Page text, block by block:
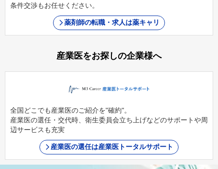
条件交渉もお任せください。
薬剤師の転職・求人は薬キャリ
産業医をお探しの企業様へ
全国どこでも産業医のご紹介を"確約"。
産業医の選任・交代時、衛生委員会立ち上げなどのサポートや周
辺サービスも充実
産業医の選任は産業医トータルサポート